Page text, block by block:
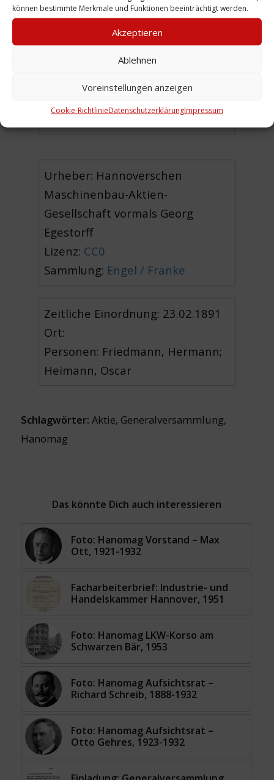
können bestimmte Merkmale und Funktionen beeinträchtigt werden.
Akzeptieren
Ablehnen
Voreinstellungen anzeigen
Cookie-RichtlinieDatenschutzerklärungImpressum
1883/1884
1887/1888
1888/1889
Urheber: Hannoverschen
Maschinenbau-Aktien-
Gesellschaft vormals Georg
Egestorff
Lizenz: CC0
Sammlung: Engel / Franke
Zeitliche Einordnung: 23.02.1891
Ort:
Personen: Friedmann, Hermann;
Heimann, Oscar
Schlagwörter: Aktie, Generalversammlung,
Hanomag
Das könnte Dich auch interessieren
Foto: Hanomag Vorstand – Max
Ott, 1921-1932
Facharbeiterbrief: Industrie- und
Handelskammer Hannover, 1951
Foto: Hanomag LKW-Korso am
Schwarzen Bär, 1953
Foto: Hanomag Aufsichtsrat –
Richard Schreib, 1888-1932
Foto: Hanomag Aufsichtsrat –
Otto Gehres, 1923-1932